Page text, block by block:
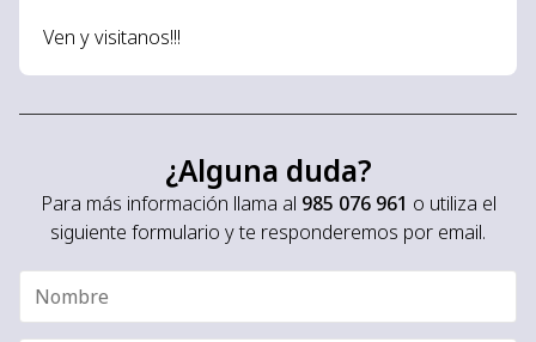
Ven y visitanos!!!
¿Alguna duda?
Para más información llama al 985 076 961 o utiliza el
siguiente formulario y te responderemos por email.